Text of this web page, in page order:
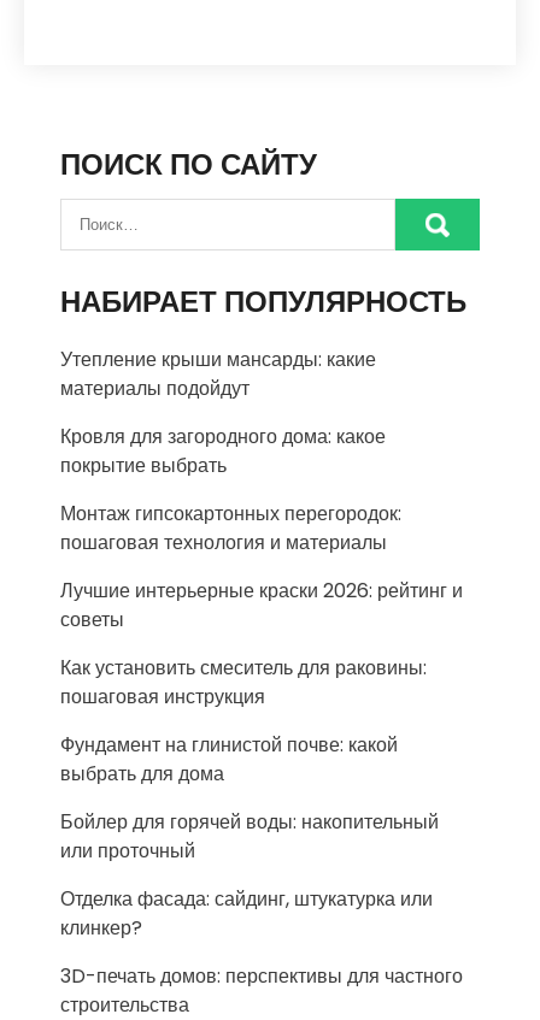
ПОИСК ПО САЙТУ
НАБИРАЕТ ПОПУЛЯРНОСТЬ
Утепление крыши мансарды: какие
материалы подойдут
Кровля для загородного дома: какое
покрытие выбрать
Монтаж гипсокартонных перегородок:
пошаговая технология и материалы
Лучшие интерьерные краски 2026: рейтинг и
советы
Как установить смеситель для раковины:
пошаговая инструкция
Фундамент на глинистой почве: какой
выбрать для дома
Бойлер для горячей воды: накопительный
или проточный
Отделка фасада: сайдинг, штукатурка или
клинкер?
3D-печать домов: перспективы для частного
строительства